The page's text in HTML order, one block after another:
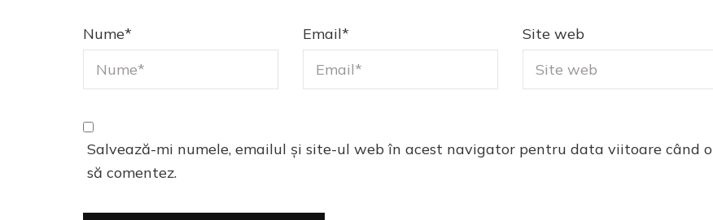
Nume* Email* Site web
Salvează-mi numele, emailul și site-ul web în acest navigator pentru data viitoare când o
să comentez.